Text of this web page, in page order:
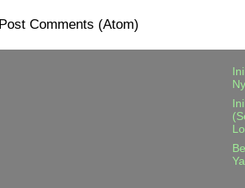
Post Comments (Atom)